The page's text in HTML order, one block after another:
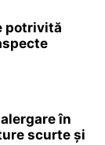
potrivită
în
scurte și